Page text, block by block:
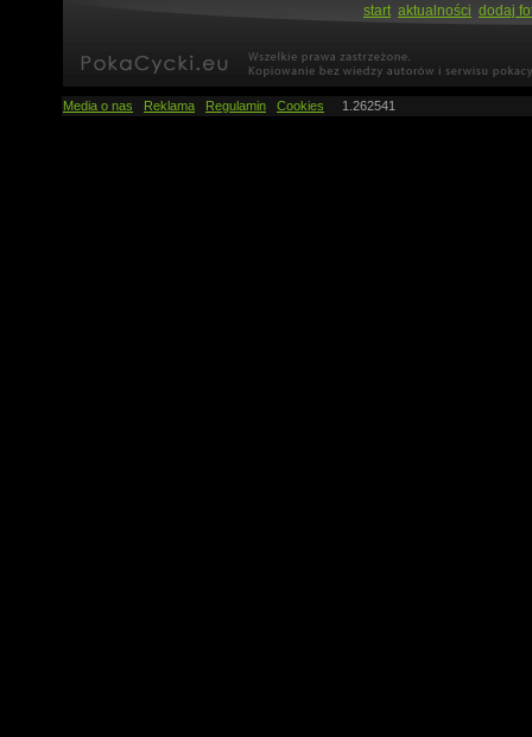
start aktualności dodaj
Media o nas Reklama Regulamin Cookies 1.262541